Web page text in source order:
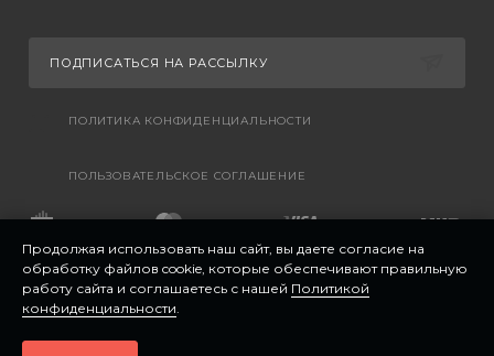
ПОДПИСАТЬСЯ НА РАССЫЛКУ
ПОЛИТИКА КОНФИДЕНЦИАЛЬНОСТИ
ПОЛЬЗОВАТЕЛЬСКОЕ СОГЛАШЕНИЕ
Продолжая использовать наш сайт, вы даете согласие на
обработку файлов cookie, которые обеспечивают правильную
работу сайта и соглашаетесь с нашей Политикой
конфиденциальности.